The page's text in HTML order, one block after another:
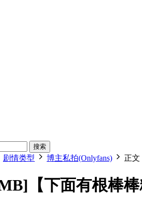
搜索
剧情类型 博主私拍(Onlyfans) 正文
【下面有根棒